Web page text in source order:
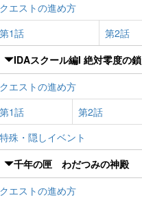
クエストの進め方
第1話
第2話
IDAスクール編I 絶対零度の鎖
クエストの進め方
第1話
第2話
特殊・隠しイベント
千年の匣 わだつみの神殿
クエストの進め方